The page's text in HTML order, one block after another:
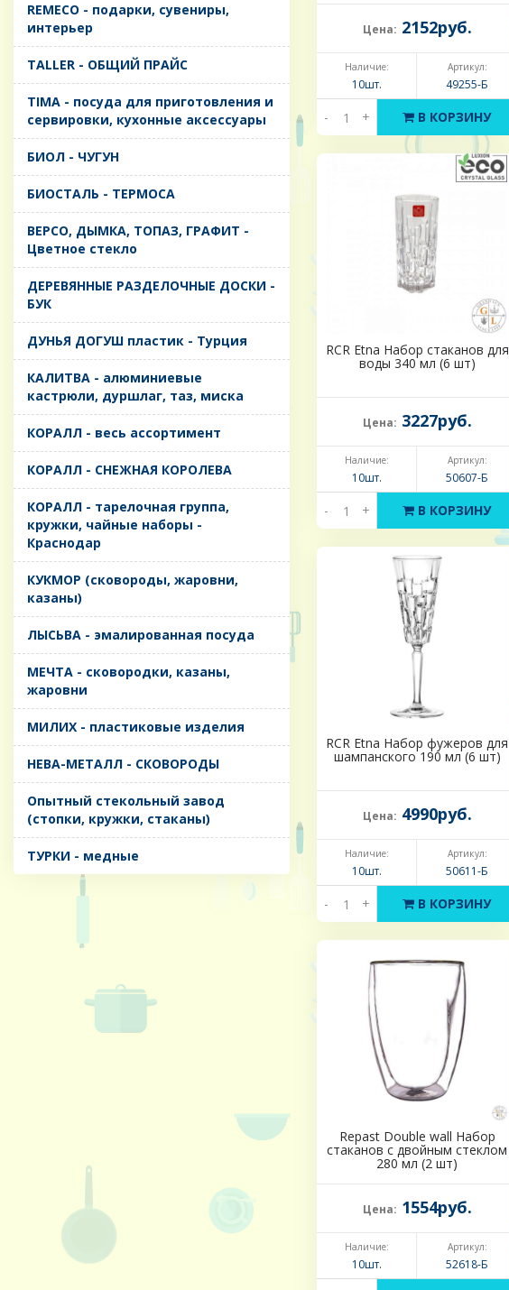
REMECO - подарки, сувениры,
интерьер
TALLER - ОБЩИЙ ПРАЙС
TIMA - посуда для приготовления и
сервировки, кухонные аксессуары
БИОЛ - ЧУГУН
БИОСТАЛЬ - ТЕРМОСА
ВЕРСО, ДЫМКА, ТОПАЗ, ГРАФИТ -
Цветное стекло
ДЕРЕВЯННЫЕ РАЗДЕЛОЧНЫЕ ДОСКИ -
БУК
ДУНЬЯ ДОГУШ пластик - Турция
КАЛИТВА - алюминиевые
кастрюли, дуршлаг, таз, миска
КОРАЛЛ - весь ассортимент
КОРАЛЛ - СНЕЖНАЯ КОРОЛЕВА
КОРАЛЛ - тарелочная группа,
кружки, чайные наборы -
Краснодар
КУКМОР (сковороды, жаровни,
казаны)
ЛЫСЬВА - эмалированная посуда
МЕЧТА - сковородки, казаны,
жаровни
МИЛИХ - пластиковые изделия
НЕВА-МЕТАЛЛ - СКОВОРОДЫ
Опытный стекольный завод
(стопки, кружки, стаканы)
ТУРКИ - медные
Цена: 2152руб.
Наличие:
10шт.
Артикул:
49255-Б
- + В КОРЗИНУ
RCR Etna Набор стаканов для
воды 340 мл (6 шт)
Цена: 3227руб.
Наличие:
10шт.
Артикул:
50607-Б
- + В КОРЗИНУ
RCR Etna Набор фужеров для
шампанского 190 мл (6 шт)
Цена: 4990руб.
Наличие:
10шт.
Артикул:
50611-Б
- + В КОРЗИНУ
Repast Double wall Набор
стаканов с двойным стеклом
280 мл (2 шт)
Цена: 1554руб.
Наличие:
10шт.
Артикул:
52618-Б